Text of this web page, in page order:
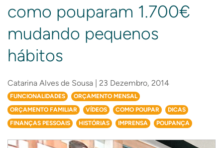
como pouparam 1.700€
mudando pequenos
hábitos
Catarina Alves de Sousa | 23 Dezembro, 2014
FUNCIONALIDADES
ORÇAMENTO MENSAL
ORÇAMENTO FAMILIAR
VÍDEOS COMO POUPAR
DICAS
FINANÇAS PESSOAIS
HISTÓRIAS IMPRENSA POUPANÇA